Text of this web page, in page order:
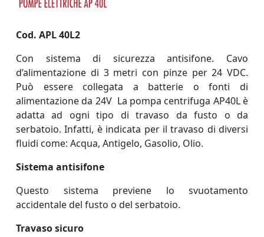
Cod. APL 40L2
Con sistema di sicurezza antisifone. Cavo
d’alimentazione di 3 metri con pinze per 24 VDC.
Può essere collegata a batterie o fonti di
alimentazione da 24V La pompa centrifuga AP40L è
adatta ad ogni tipo di travaso da fusto o da
serbatoio. Infatti, è indicata per il travaso di diversi
fluidi come: Acqua, Antigelo, Gasolio, Olio.
Sistema antisifone
Questo sistema previene lo svuotamento
accidentale del fusto o del serbatoio.
Travaso sicuro